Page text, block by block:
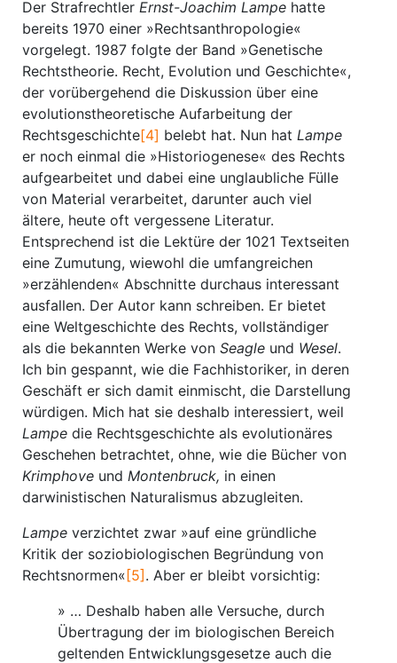
Der Strafrechtler Ernst-Joachim Lampe hatte
bereits 1970 einer »Rechtsanthropologie«
vorgelegt. 1987 folgte der Band »Genetische
Rechtstheorie. Recht, Evolution und Geschichte«,
der vorübergehend die Diskussion über eine
evolutionstheoretische Aufarbeitung der
Rechtsgeschichte[4] belebt hat. Nun hat Lampe
er noch einmal die »Historiogenese« des Rechts
aufgearbeitet und dabei eine unglaubliche Fülle
von Material verarbeitet, darunter auch viel
ältere, heute oft vergessene Literatur.
Entsprechend ist die Lektüre der 1021 Textseiten
eine Zumutung, wiewohl die umfangreichen
»erzählenden« Abschnitte durchaus interessant
ausfallen. Der Autor kann schreiben. Er bietet
eine Weltgeschichte des Rechts, vollständiger
als die bekannten Werke von Seagle und Wesel.
Ich bin gespannt, wie die Fachhistoriker, in deren
Geschäft er sich damit einmischt, die Darstellung
würdigen. Mich hat sie deshalb interessiert, weil
Lampe die Rechtsgeschichte als evolutionäres
Geschehen betrachtet, ohne, wie die Bücher von
Krimphove und Montenbruck, in einen
darwinistischen Naturalismus abzugleiten.
Lampe verzichtet zwar »auf eine gründliche
Kritik der soziobiologischen Begründung von
Rechtsnormen« [5] . Aber er bleibt vorsichtig:
» … Deshalb haben alle Versuche, durch
Übertragung der im biologischen Bereich
geltenden Entwicklungsgesetze auch die